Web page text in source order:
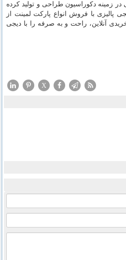
زمینه دکوراسیون طراحی و تولید کرده
پالیزی با فروش انواع پارکت لمینت از
آنلاین، راحت و به صرفه را با دیجی
X